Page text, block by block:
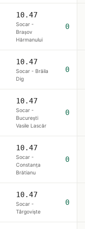
10.47
Socar -
Brașov
Hărmanului
0
10.47
Socar - Brăila
Dig
0
10.47
Socar -
București
Vasile Lascăr
0
10.47
Socar -
Constanța
Brătianu
0
10.47
Socar -
Târgoviște
0